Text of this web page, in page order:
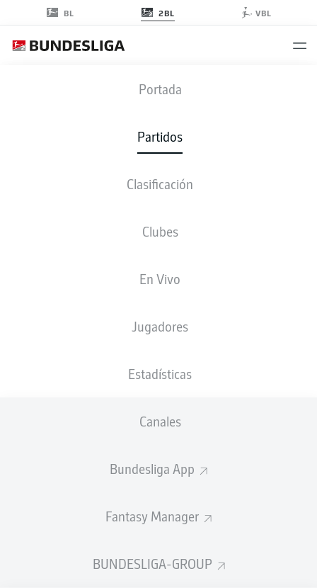
BL 2BL VBL
Portada
Partidos
Clasificación
Clubes
En Vivo
Jugadores
Estadísticas
Canales
Bundesliga App
Fantasy Manager
BUNDESLIGA-GROUP
BSC - F95
0 2
ALINEACIONES ESTADÍSTICAS
Diego Demme